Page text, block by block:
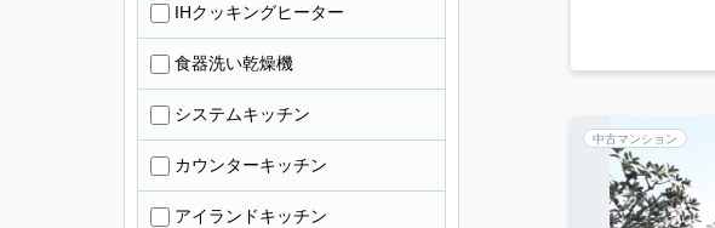
中古マンション
IHクッキングヒーター
食器洗い乾燥機
システムキッチン
カウンターキッチン
アイランドキッチン